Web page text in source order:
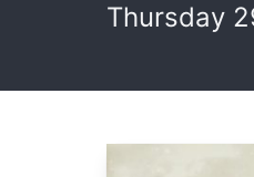
Thursday